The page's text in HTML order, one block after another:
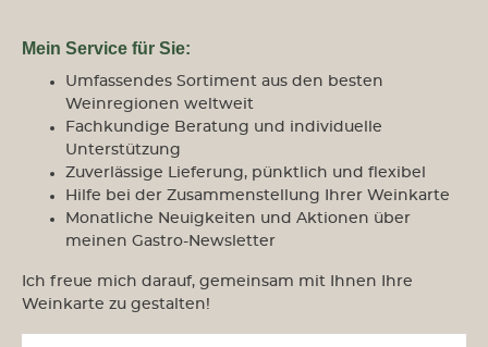
Mein Service für Sie:
Umfassendes Sortiment aus den besten
Weinregionen weltweit
Fachkundige Beratung und individuelle
Unterstützung
Zuverlässige Lieferung, pünktlich und flexibel
Hilfe bei der Zusammenstellung Ihrer Weinkarte
Monatliche Neuigkeiten und Aktionen über
meinen Gastro-Newsletter
Ich freue mich darauf, gemeinsam mit Ihnen Ihre
Weinkarte zu gestalten!